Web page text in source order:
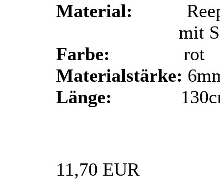
Material: Reep-
mit Stop
Farbe:
rot
Materialstärke:
Länge:
11,70 EUR